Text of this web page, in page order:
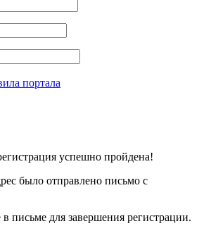
портала
успешно пройдена!
было отправлено письмо с
письме для завершения регистрации.